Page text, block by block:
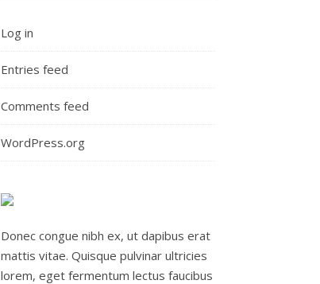
Log in
Entries feed
Comments feed
WordPress.org
Donec congue nibh ex, ut dapibus erat
mattis vitae. Quisque pulvinar ultricies
lorem, eget fermentum lectus faucibus